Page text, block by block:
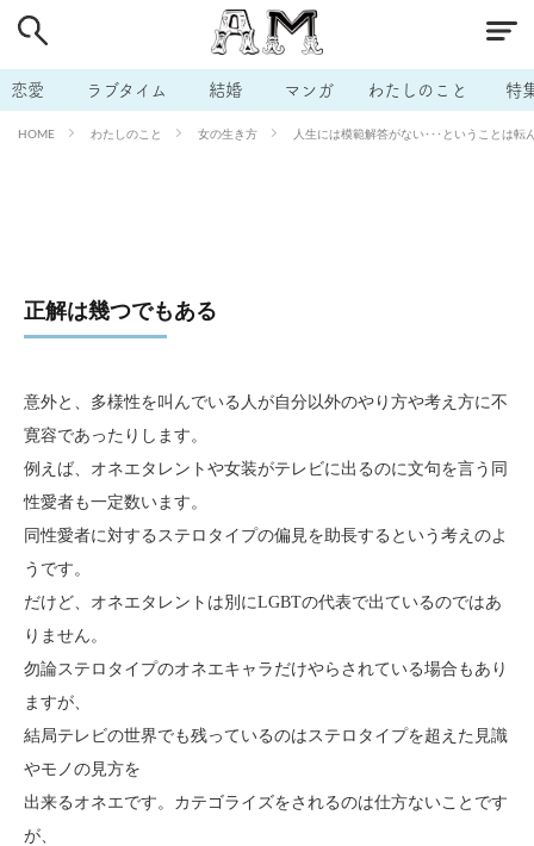
恋愛 ラブタイム 結婚 マンガ わたしのこと 特
HOME わたしのこと 女の生き方 人生には模範解答がない･･･ということは
正解は幾つでもある
意外と、多様性を叫んでいる人が自分以外のやり方や考え方に不
寛容であったりします。
例えば、オネエタレントや女装がテレビに出るのに文句を言う同
性愛者も一定数います。
同性愛者に対するステロタイプの偏見を助長するという考えのよ
うです。
だけど、オネエタレントは別にLGBTの代表で出ているのではあ
りません。
勿論ステロタイプのオネエキャラだけやらされている場合もあり
ますが、
結局テレビの世界でも残っているのはステロタイプを超えた見識
やモノの見方を
出来るオネエです。カテゴライズをされるのは仕方ないことです
が、
# 男の本音 # セフレ
# 不倫 # 出会う方法 # マッチングアプリ
# ラブグッズ # 体の相性 # イケない